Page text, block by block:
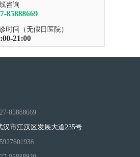
咨询
85888669
时间（无假日医院）
21:00
85888669
汉市江汉区发展大道235号